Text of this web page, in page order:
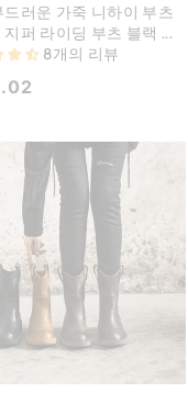
드러운 가죽 니하이 부츠
지퍼 라이딩 부츠 블랙 ...
8개의 리뷰